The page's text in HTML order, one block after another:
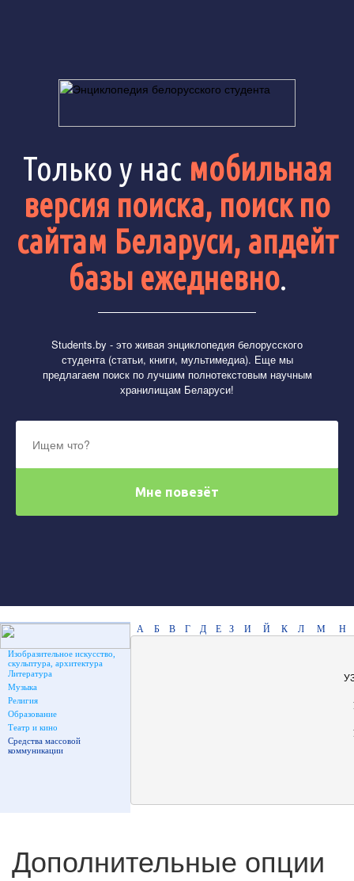
Только у нас мобильная
версия поиска, поиск по
сайтам Беларуси, апдейт
базы ежедневно.
Students.by - это живая энциклопедия белорусского
студента (статьи, книги, мультимедиа). Еще мы
предлагаем поиск по лучшим полнотекстовым научным
хранилищам Беларуси!
Изобразительное искусство,
скульптура, архитектура
Литература
Музыка
Религия
Образование
Театр и кино
Средства массовой
коммуникации
А Б В Г Д Е З И Й К Л М Н
Дополнительные опции